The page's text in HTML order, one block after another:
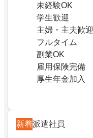
未経験OK
学生歓迎
主婦・主夫歓迎
フルタイム
副業OK
雇用保険完備
厚生年金加入
新着派遣社員